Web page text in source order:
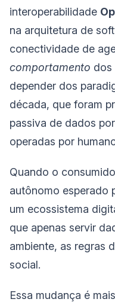
interoperabilidade
na arquitetura de
conectividade de
comportamento dos
depender dos
década, que foram
passiva de dados
operadas por
Quando o
autônomo esperado
um ecossistema
que apenas servir
ambiente, as regras
social.
Essa mudança é